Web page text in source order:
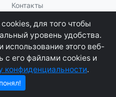
Контакты
для того чтобы
уровень удобства.
этого веб-
с его файлами cookies и
конфиденциальности.